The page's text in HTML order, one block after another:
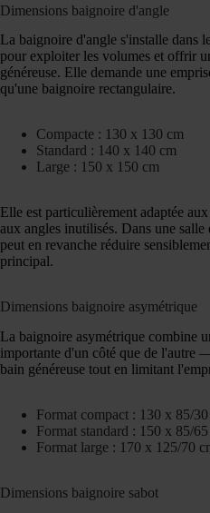
Dimensions baignoire d'angle
La baignoire d'angle s'installe dans
pour exploiter les volumes et offrir
généreuse. Elle demande une
qu'une baignoire rectangulaire.
Compacte : 130 x 130 cm
Standard : 140 x 140 cm
Large : 150 x 150 cm
Elle est particulièrement adaptée
aux angles inutilisés. Dans une
peut en revanche réduire
principal.
Dimensions baignoire asymétrique
La baignoire asymétrique combine
importante d'un côté que de l'autre
bain généreuse tout en limitant
Format compact : 130 x 85/
Format standard : 150 x 85/
Format large : 170 x 125/70
Dimensions baignoire sabot